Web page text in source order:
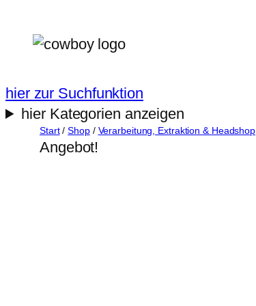
Inhalt
hier zur Suchfunktion
hier Kategorien anzeigen
Start/Shop/ Verarbeitung, Extraktion & Headshop
Angebot!